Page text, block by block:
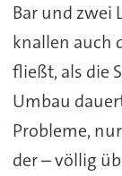
Bar und zwei
knallen auch
fließt, als die
Umbau
Probleme,
der – völlig